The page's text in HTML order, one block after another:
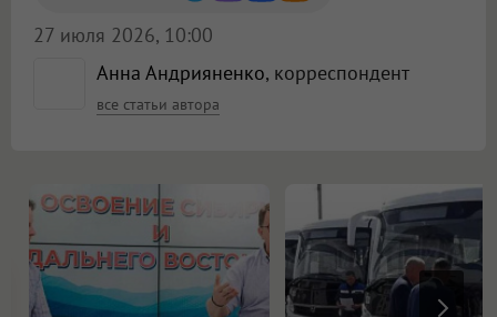
Анна Андрияненко, корреспондент
все статьи автора
27 июля 2026, 10:00